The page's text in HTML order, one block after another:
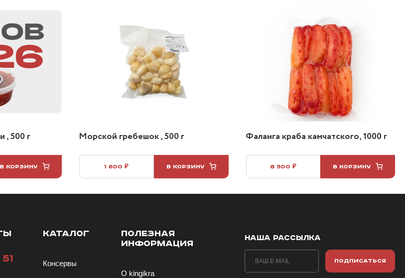
, 500 г
В КОРЗИНУ
Морской гребешок , 500 г
1 600 ₽ В КОРЗИНУ
Фаланга краба камчатского, 1000 г
8 500 ₽ В КОРЗИНУ
КАТАЛОГ
Консервы
ПОЛЕЗНАЯ
ИНФОРМАЦИЯ
О kingikra
НАША РАССЫЛКА
ПОДПИСАТЬСЯ